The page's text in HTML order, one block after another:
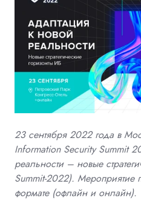
23 сентября 2022 года в
Information Security Summit
реальности – новые
Summit-2022). Мероприятие
формате (офлайн и онлайн).